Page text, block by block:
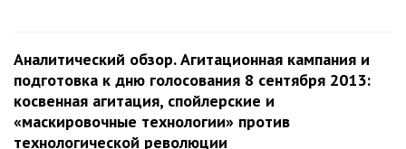
Аналитический обзор. Агитационная кампания и
подготовка к дню голосования 8 сентября 2013:
косвенная агитация, спойлерские и
«маскировочные технологии» против
технологической революции